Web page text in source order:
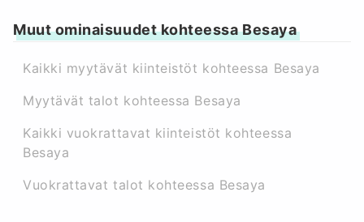
Muut ominaisuudet kohteessa Besaya
Kaikki myytävät kiinteistöt kohteessa Besaya
Myytävät talot kohteessa Besaya
Kaikki vuokrattavat kiinteistöt kohteessa
Besaya
Vuokrattavat talot kohteessa Besaya